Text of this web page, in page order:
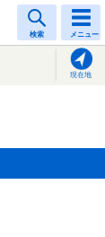
検索 メニュー
現在地